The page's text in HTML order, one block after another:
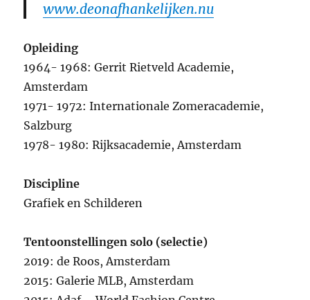
www.deonafhankelijken.nu
Opleiding
1964- 1968: Gerrit Rietveld Academie,
Amsterdam
1971- 1972: Internationale Zomeracademie,
Salzburg
1978- 1980: Rijksacademie, Amsterdam
Discipline
Grafiek en Schilderen
Tentoonstellingen solo (selectie)
2019: de Roos, Amsterdam
2015: Galerie MLB, Amsterdam